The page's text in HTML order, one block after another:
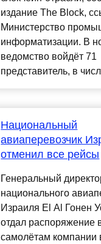
издание The Block,
Министерство
информатизации. В
ведомство войдёт 71
представитель, в
Национальный
авиаперевозчик
отменил все рейсы
Генеральный
национального
Израиля El Al Гонен
отдал распоряжение
самолётам компании